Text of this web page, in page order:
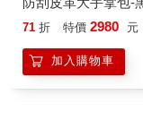
71 折 特價 2980 元
加入購物車